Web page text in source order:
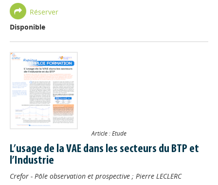
Réserver
Disponible
Article : Etude
L’usage de la VAE dans les secteurs du BTP et
l’Industrie
Crefor - Pôle observation et prospective ; Pierre LECLERC